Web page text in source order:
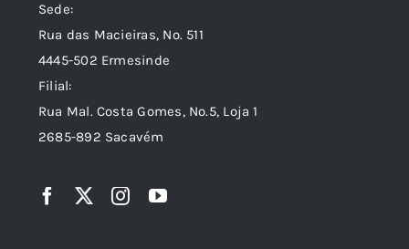
Sede:
Rua das Macieiras, Nº. 511
4445-502 Ermesinde
Filial:
Rua Mal. Costa Gomes, Nº.5, Loja 1
2685-892 Sacavém